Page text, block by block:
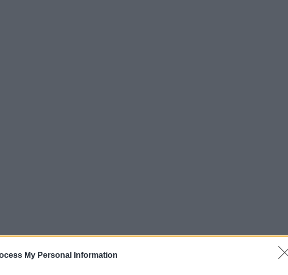
My Personal Information
angolo tra 2 strade principali, fronte Comune e Chiesa della Beat..